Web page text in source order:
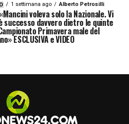
Matias possiamo
visto con il Lens».
O FERGUSON –
mano».
1 settimana ago Alberto Petrosilli
voleva solo la Nazionale. Vi
successo davvero dietro le quinte
Primavera male del
ESCLUSIVA e VIDEO